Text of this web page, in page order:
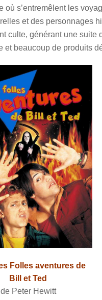
s’entremêlent les
et des personnages
culte, générant une suite
et beaucoup de produits
Folles aventures de
Bill et Ted
de Peter Hewitt